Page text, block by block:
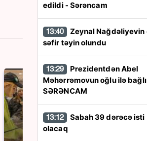
edildi - Sərəncam
13:40
səfir təyin olundu
13:29
Məhərrəmovun oğlu ilə bağlı
SƏRƏNCAM
13:12
olacaq